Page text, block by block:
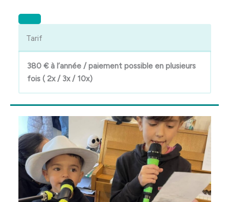
Tarif
380 € à l’année / paiement possible en plusieurs
fois ( 2x / 3x / 10x)